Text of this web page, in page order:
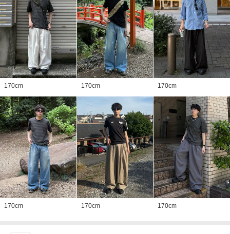
170cm 170cm 170cm
170cm 170cm 170cm